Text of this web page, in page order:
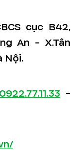
cục B42,
An - X.Tân
Nội.
-